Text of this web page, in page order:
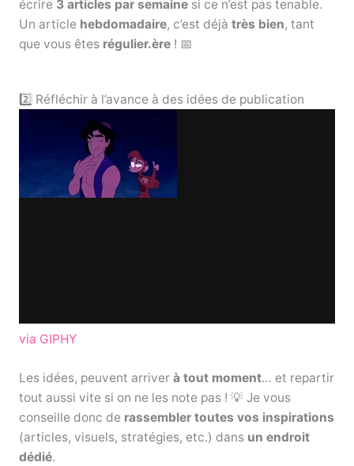
écrire 3 articles par semainesi ce n’est pas tenable.
Un article hebdomadaire, c’est déjà très bien, tant
que vous êtes régulier.ère! 📅
2️⃣ Réfléchir à l’avance à des idées de publication
via GIPHY
Les idées, peuvent arriver à tout moment… et repartir
tout aussi vite si on ne les note pas ! 💡 Je vous
conseille donc de rassembler toutes vos inspirations
(articles, visuels, stratégies, etc.) dans un endroit
dédié.